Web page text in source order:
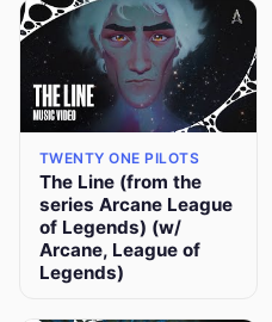
TWENTY ONE PILOTS
The Line (from the
series Arcane League
of Legends) (w/
Arcane, League of
Legends)